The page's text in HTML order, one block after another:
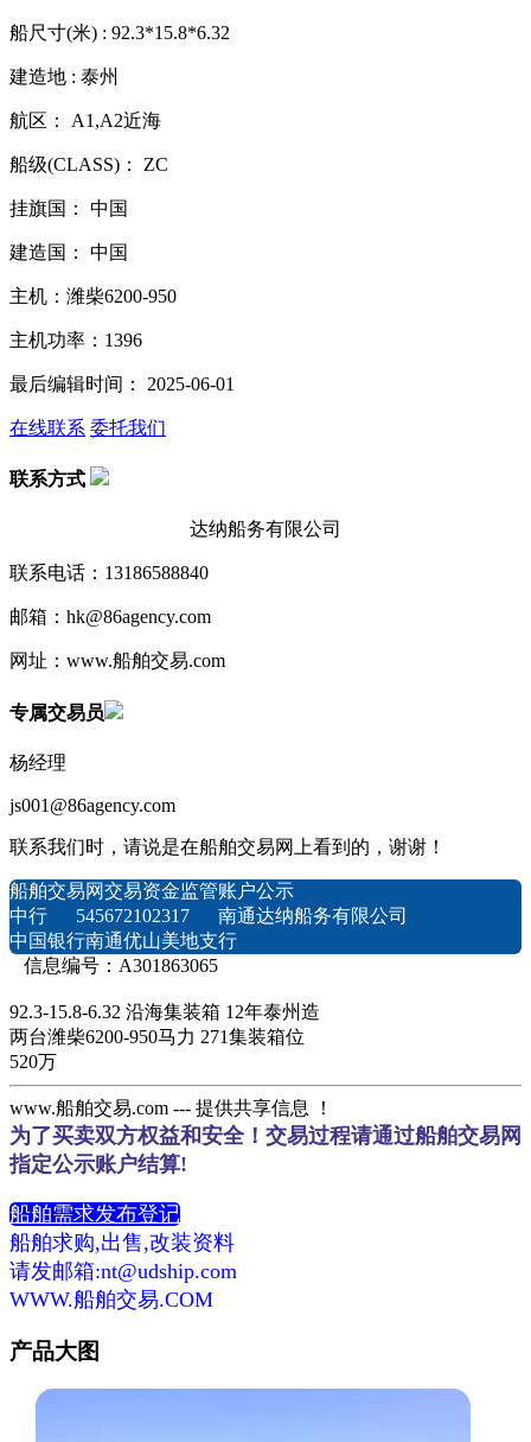
船尺寸(米) : 92.3*15.8*6.32
建造地 : 泰州
航区： A1,A2近海
船级(CLASS)： ZC
挂旗国： 中国
建造国： 中国
主机：潍柴6200-950
主机功率：1396
最后编辑时间： 2025-06-01
在线联系 委托我们
联系方式
达纳船务有限公司
联系电话：13186588840
邮箱：hk@86agency.com
网址：www.船舶交易.com
专属交易员
杨经理
js001@86agency.com
联系我们时，请说是在船舶交易网上看到的，谢谢！
船舶交易网交易资金监管账户公示
中行 545672102317 南通达纳船务有限公司
中国银行南通优山美地支行
信息编号：A301863065
92.3-15.8-6.32 沿海集装箱 12年泰州造
两台潍柴6200-950马力 271集装箱位
520万
www.船舶交易.com --- 提供共享信息 ！
为了买卖双方权益和安全！交易过程请通过船舶交易网
指定公示账户结算!
船舶需求发布登记
船舶求购,出售,改装资料
请发邮箱:nt@udship.com
WWW.船舶交易.COM
产品大图